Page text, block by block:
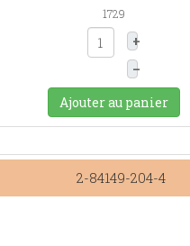
1729
+
–
Ajouter au panier